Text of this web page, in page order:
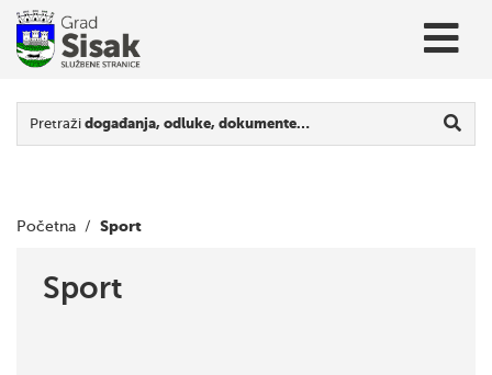
Pretraži događanja, odluke, dokumente…
Početna / Sport
Sport